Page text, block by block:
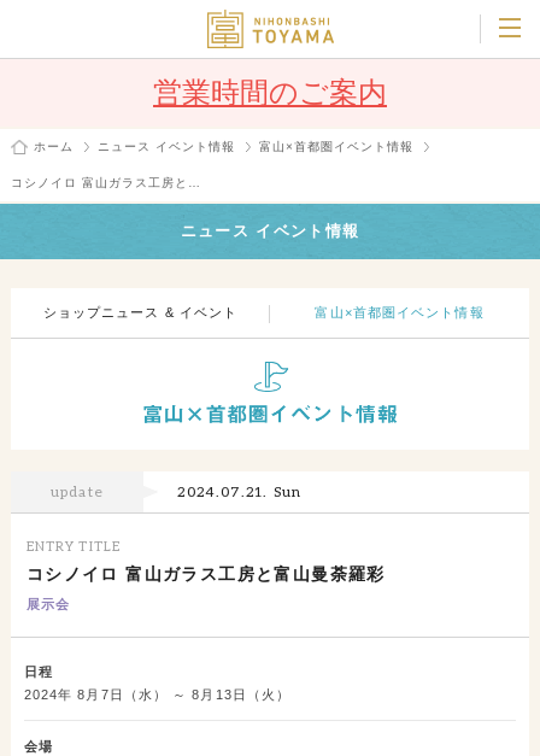
営業時間のご案内
ホーム ニュース イベント情報 富山×首都圏イベント情報
コシノイロ 富山ガラス工房と…
ニュース イベント情報
ショップニュース & イベント 富山×首都圏イベント情報
update 2024.07.21. Sun
ENTRY TITLE
コシノイロ 富山ガラス工房と富山曼荼羅彩
展示会
日程
2024年 8月7日（水） ～ 8月13日（火）
会場